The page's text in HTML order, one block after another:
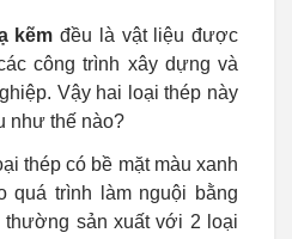
kẽm đều là vật liệu được
công trình xây dựng và
Vậy hai loại thép này
như thế nào?
thép có bề mặt màu xanh
quá trình làm nguội bằng
sản xuất với 2 loại